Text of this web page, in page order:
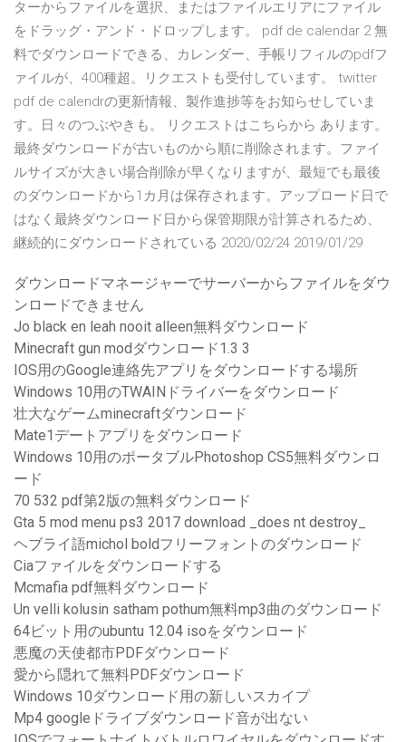
ターからファイルを選択、またはファイルエリアにファイル
をドラッグ・アンド・ドロップします。 pdf de calendar 2 無
料でダウンロードできる、カレンダー、手帳リフィルのpdfフ
ァイルが、400種超。リクエストも受付しています。 twitter
pdf de calendrの更新情報、製作進捗等をお知らせしていま
す。日々のつぶやきも。 リクエストはこちらから あります。
最終ダウンロードが古いものから順に削除されます。ファイ
ルサイズが大きい場合削除が早くなりますが、最短でも最後
のダウンロードから1カ月は保存されます。アップロード日で
はなく最終ダウンロード日から保管期限が計算されるため、
継続的にダウンロードされている 2020/02/24 2019/01/29
ダウンロードマネージャーでサーバーからファイルをダウ
ンロードできません
Jo black en leah nooit alleen無料ダウンロード
Minecraft gun modダウンロード1.3 3
IOS用のGoogle連絡先アプリをダウンロードする場所
Windows 10用のTWAINドライバーをダウンロード
壮大なゲームminecraftダウンロード
Mate1デートアプリをダウンロード
Windows 10用のポータブルPhotoshop CS5無料ダウンロ
ード
70 532 pdf第2版の無料ダウンロード
Gta 5 mod menu ps3 2017 download _does nt destroy_
ヘブライ語michol boldフリーフォントのダウンロード
Ciaファイルをダウンロードする
Mcmafia pdf無料ダウンロード
Un velli kolusin satham pothum無料mp3曲のダウンロード
64ビット用のubuntu 12.04 isoをダウンロード
悪魔の天使都市PDFダウンロード
愛から隠れて無料PDFダウンロード
Windows 10ダウンロード用の新しいスカイプ
Mp4 googleドライブダウンロード音が出ない